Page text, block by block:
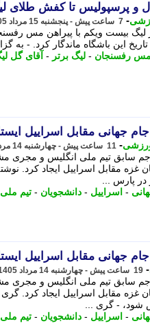
و پرسپولیس تا کفش طلای
- 7 ساعت پیش - پنجشنبه 15 مرداد 1405، 00:25
این باشگاه ماندگار کرد. - به گزارش
مس رفسنجان - لیگ برتر - آقای گل
جهانی مقابل اسراییل
- 11 ساعت پیش - چهارشنبه 14 مرداد 1405، 20:57
سابق تیم ملی انگلیس و مجری
غزه مقابل اسراییل ایجاد کرد.
در پارس ...
- اسراییل - دانشجویان - تیم
جهانی مقابل اسراییل
- 19 ساعت پیش - چهارشنبه 14 مرداد 1405، 12:07
سابق تیم ملی انگلیس و مجری
غزه مقابل اسراییل ایجاد کرد.
شود، - گری ...
- اسراییل - دانشجویان - تیم